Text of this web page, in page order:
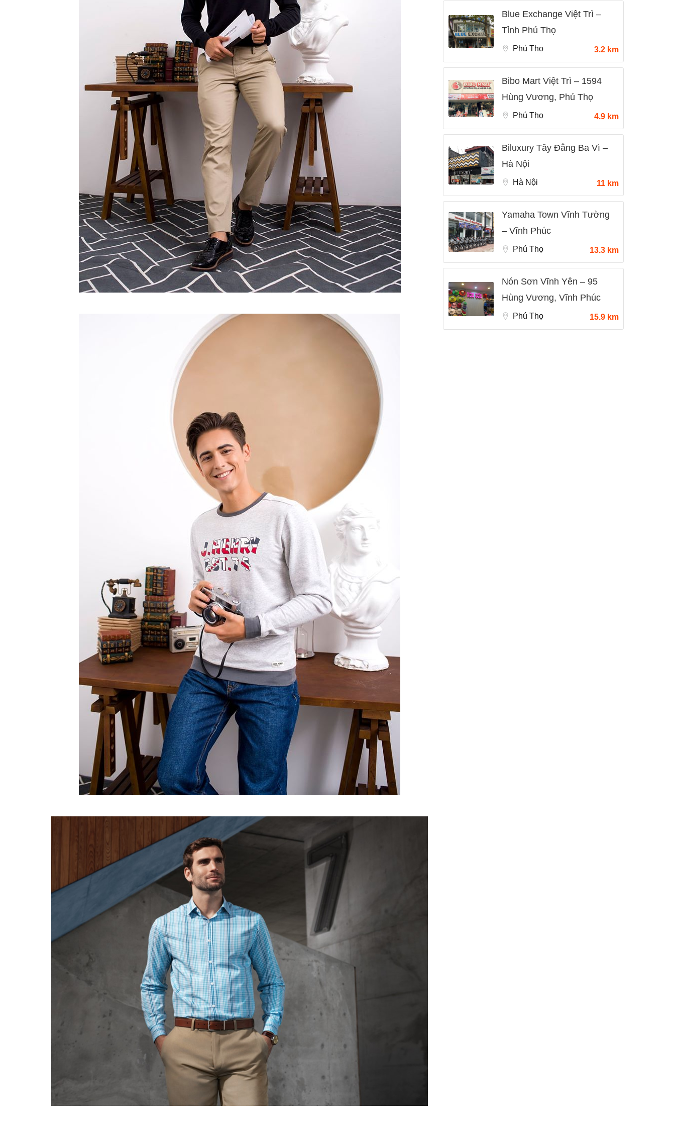
Blue Exchange Việt Trì –
Tỉnh Phú Thọ
Phú Thọ 3.2 km
Bibo Mart Việt Trì – 1594
Hùng Vương, Phú Thọ
Phú Thọ 4.9 km
Biluxury Tây Đằng Ba Vì –
Hà Nội
Hà Nội 11 km
Yamaha Town Vĩnh Tường
– Vĩnh Phúc
Phú Thọ 13.3 km
Nón Sơn Vĩnh Yên – 95
Hùng Vương, Vĩnh Phúc
Phú Thọ 15.9 km